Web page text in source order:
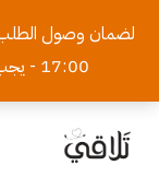
لضمان وصول الطلب
17:00 - يجب طلب قوالب الكيك قبل 5 أيام